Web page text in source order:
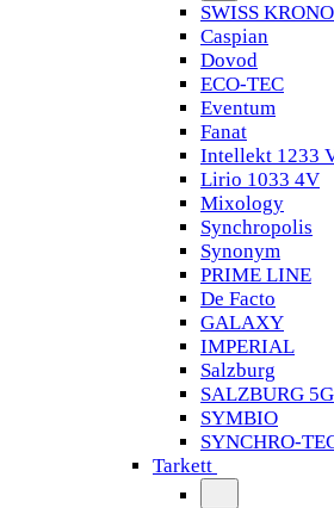
SWISS KRONO
Caspian
Dovod
ECO-TEC
Eventum
Fanat
Intellekt 1233
Lirio 1033 4V
Mixology
Synchropolis
Synonym
PRIME LINE
De Facto
GALAXY
IMPERIAL
Salzburg
SALZBURG 5G
SYMBIO
SYNCHRO-
Tarkett